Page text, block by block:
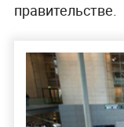
правительстве.